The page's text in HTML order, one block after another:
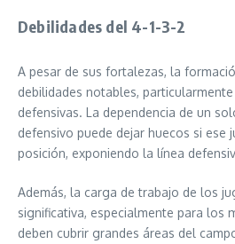
Debilidades del 4-1-3-2
A pesar de sus fortalezas, la
debilidades notables,
defensivas. La dependencia de un
defensivo puede dejar huecos si ese
posición, exponiendo la línea
Además, la carga de trabajo de los
significativa, especialmente para los
deben cubrir grandes áreas del